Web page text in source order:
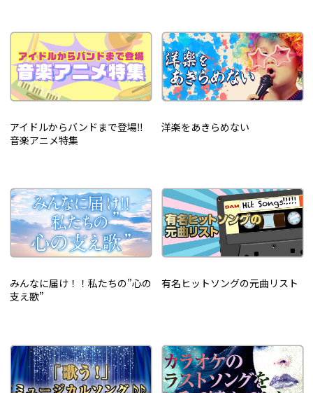
アイドルからバンドまで登場‼
音楽アニメ特集
洋楽をあきらめない
みんなに届け！！私たちの”心の
支え歌”
有名ヒットソングの元曲リスト